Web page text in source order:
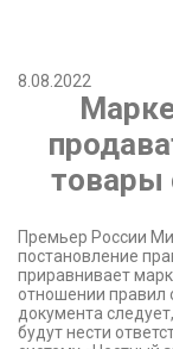
8.08.2022
товары
Премьер России
постановление
приравнивает
отношении правил
документа
будут нести